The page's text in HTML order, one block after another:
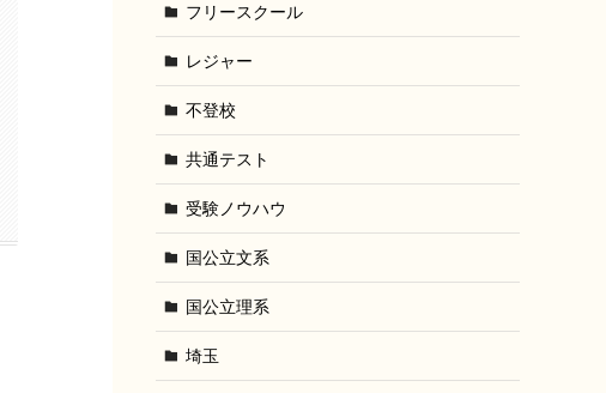
フリースクール
レジャー
不登校
共通テスト
受験ノウハウ
国公立文系
国公立理系
埼玉